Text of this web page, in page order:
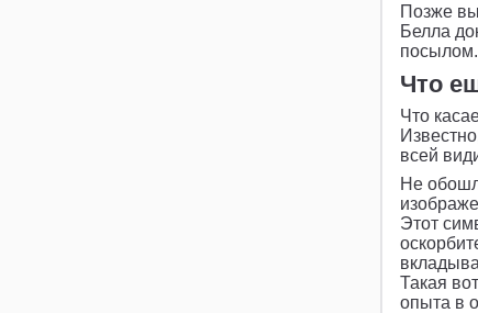
Позже
Белла
посылом.
Что
Что
всей
Не
Этот
Такая
опыта в